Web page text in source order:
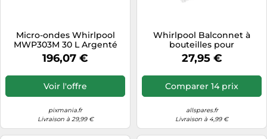
Micro-ondes Whirlpool
MWP303M 30 L Argenté
196,07 €
Voir l'offre
pixmania.fr
Livraison à 29,99 €
Whirlpool Balconnet à
bouteilles pour
réfrigérateur Réf.
481010648457
27,95 €
Comparer 14 prix
allspares.fr
Livraison à 4,99 €